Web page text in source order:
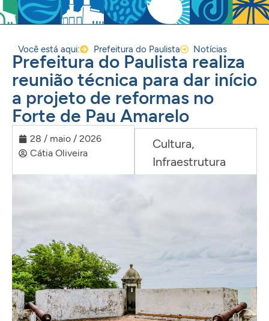
Você está aqui: Prefeitura do Paulista Notícias
Prefeitura do Paulista realiza
reunião técnica para dar início
a projeto de reformas no
Forte de Pau Amarelo
28 / maio / 2026
Cátia Oliveira
Cultura,
Infraestrutura